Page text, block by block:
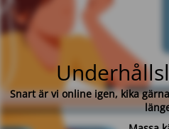
Snart är vi online igen, kika